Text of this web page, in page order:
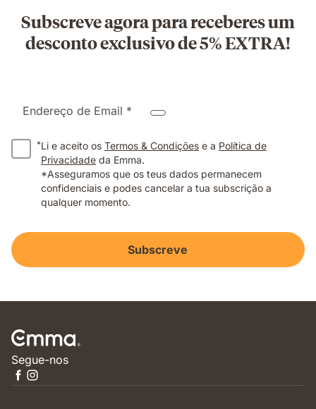
Subscreve agora para receberes um
desconto exclusivo de 5% EXTRA!
Endereço de Email *
*Li e aceito os Termos & Condições e a Política de
Privacidade da Emma.
*Asseguramos que os teus dados permanecem
confidenciais e podes cancelar a tua subscrição a
qualquer momento.
Subscreve
Segue-nos